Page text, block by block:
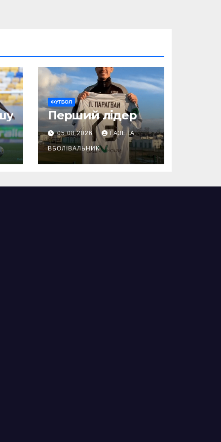
ФУТБОЛ
Перший лідер
05.08.2026 ГАЗЕТА
ВБОЛІВАЛЬНИК